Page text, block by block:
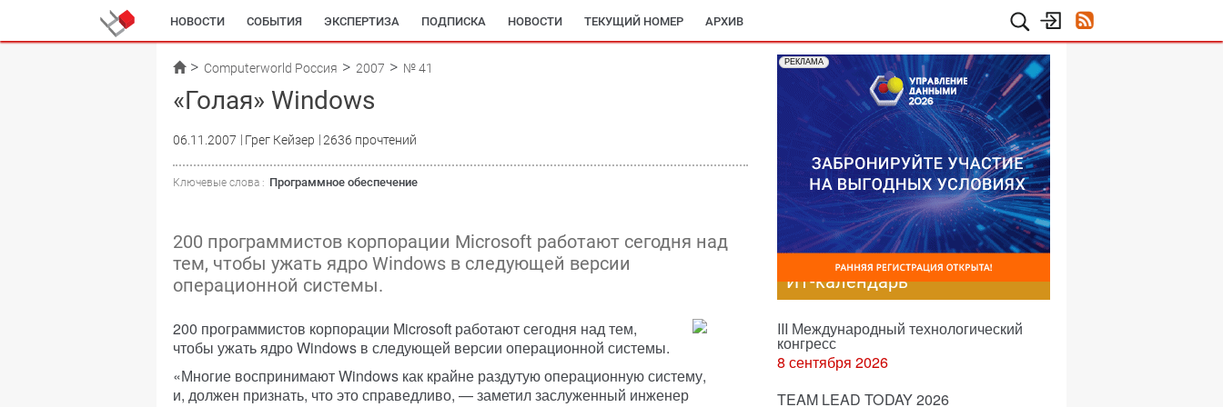
НОВОСТИ СОБЫТИЯ ЭКСПЕРТИЗА ПОДПИСКА НОВОСТИ ТЕКУЩИЙ НОМЕР АРХИВ
Computerworld Россия 2007 № 41
«Голая» Windows
06.11.2007 Грег Кейзер 2636 прочтений
Ключевые слова : Программное обеспечение
200 программистов корпорации Microsoft работают сегодня над
тем, чтобы ужать ядро Windows в следующей версии
операционной системы.
200 программистов корпорации Microsoft работают сегодня над тем,
чтобы ужать ядро Windows в следующей версии операционной системы.
«Многие воспринимают Windows как крайне раздутую операционную систему,
и, должен признать, что это справедливо, — заметил заслуженный инженер
РЕКЛАМА
ИТ-календарь
III Международный технологический
конгресс
8 сентября 2026
TEAM LEAD TODAY 2026